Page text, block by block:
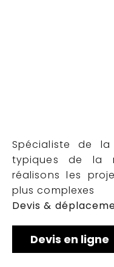
Spécialiste de
typiques de la
réalisons les
plus complexes
Devis &
Devis en ligne